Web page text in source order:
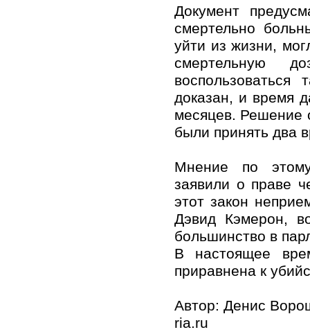
Документ
смертельно
уйти из жизни,
смертельную
доказан, и время
месяцев. Решение
были принять два
Мнение по
заявили о праве
этот закон
Дэвид Кэмерон,
большинство в
В настоящее
приравнена к
Автор: Денис
ria.ru